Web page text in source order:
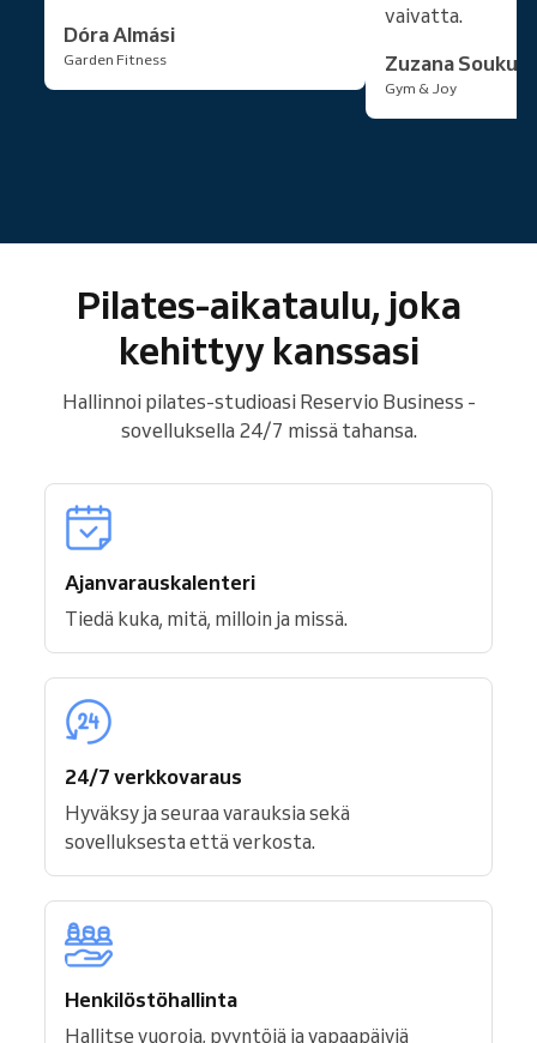
Dóra Almási
Garden Fitness
vaivatta.
Zuzana
Gym & Joy
Pilates-aikataulu, joka
kehittyy kanssasi
Hallinnoi pilates-studioasi Reservio Business -
sovelluksella 24/7 missä tahansa.
Ajanvarauskalenteri
Tiedä kuka, mitä, milloin ja missä.
24/7 verkkovaraus
Hyväksy ja seuraa varauksia sekä
sovelluksesta että verkosta.
Henkilöstöhallinta
Hallitse vuoroja, pyyntöjä ja vapaapäiviä